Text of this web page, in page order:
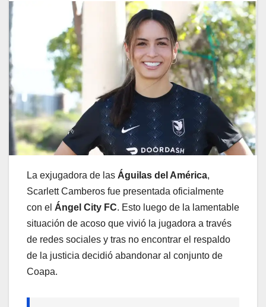
La exjugadora de las Águilas del América,
Scarlett Camberos fue presentada oficialmente
con el Ángel City FC. Esto luego de la lamentable
situación de acoso que vivió la jugadora a través
de redes sociales y tras no encontrar el respaldo
de la justicia decidió abandonar al conjunto de
Coapa.